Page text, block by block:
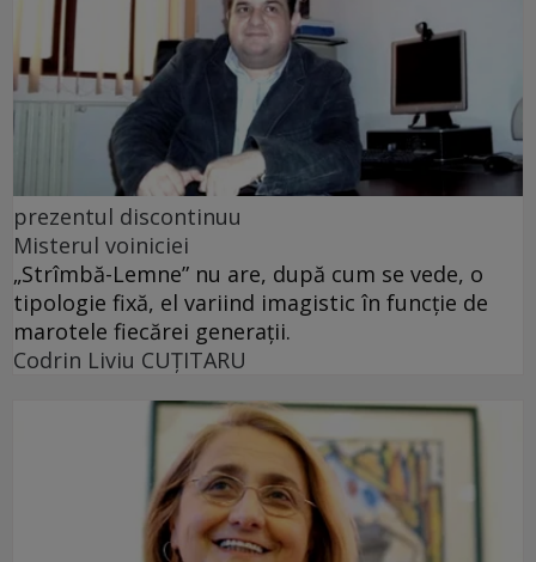
prezentul discontinuu
Misterul voiniciei
„Strîmbă-Lemne” nu are, după cum se vede, o
tipologie fixă, el variind imagistic în funcţie de
marotele fiecărei generaţii.
Codrin Liviu CUŢITARU